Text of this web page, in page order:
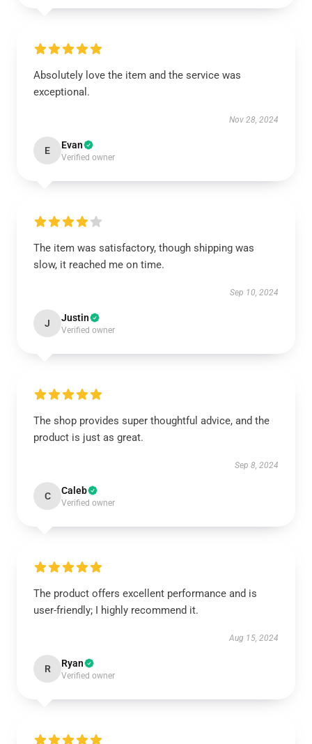
Absolutely love the item and the service was
exceptional.
Nov 28, 2024
E Evan
Verified owner
The item was satisfactory, though shipping was
slow, it reached me on time.
Sep 10, 2024
J Justin
Verified owner
The shop provides super thoughtful advice, and the
product is just as great.
Sep 8, 2024
C Caleb
Verified owner
The product offers excellent performance and is
user-friendly; I highly recommend it.
Aug 15, 2024
R Ryan
Verified owner